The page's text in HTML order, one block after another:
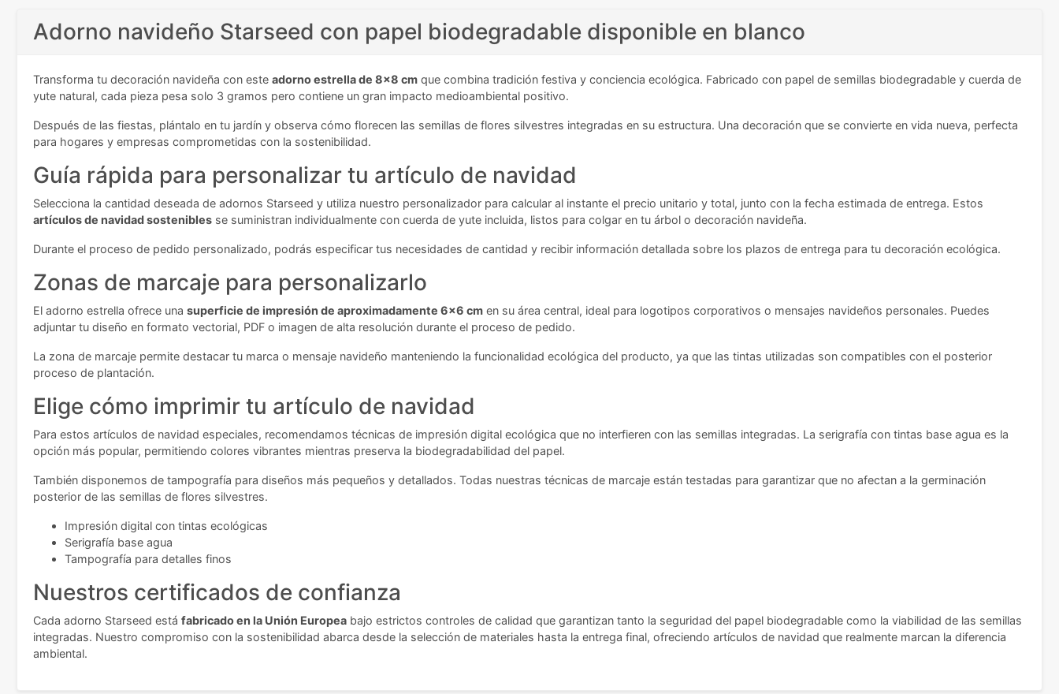
Adorno navideño Starseed con papel biodegradable disponible en blanco
Transforma tu decoración navideña con este adorno estrella de 8x8 cm que combina tradición festiva y conciencia ecológica. Fabricado con papel de semillas biodegradable y cuerda de
yute natural, cada pieza pesa solo 3 gramos pero contiene un gran impacto medioambiental positivo.
Después de las fiestas, plántalo en tu jardín y observa cómo florecen las semillas de flores silvestres integradas en su estructura. Una decoración que se convierte en vida nueva, perfecta
para hogares y empresas comprometidas con la sostenibilidad.
Guía rápida para personalizar tu artículo de navidad
Selecciona la cantidad deseada de adornos Starseed y utiliza nuestro personalizador para calcular al instante el precio unitario y total, junto con la fecha estimada de entrega. Estos
artículos de navidad sostenibles se suministran individualmente con cuerda de yute incluida, listos para colgar en tu árbol o decoración navideña.
Durante el proceso de pedido personalizado, podrás especificar tus necesidades de cantidad y recibir información detallada sobre los plazos de entrega para tu decoración ecológica.
Zonas de marcaje para personalizarlo
El adorno estrella ofrece una superficie de impresión de aproximadamente 6x6 cm en su área central, ideal para logotipos corporativos o mensajes navideños personales. Puedes
adjuntar tu diseño en formato vectorial, PDF o imagen de alta resolución durante el proceso de pedido.
La zona de marcaje permite destacar tu marca o mensaje navideño manteniendo la funcionalidad ecológica del producto, ya que las tintas utilizadas son compatibles con el posterior
proceso de plantación.
Elige cómo imprimir tu artículo de navidad
Para estos artículos de navidad especiales, recomendamos técnicas de impresión digital ecológica que no interfieren con las semillas integradas. La serigrafía con tintas base agua es la
opción más popular, permitiendo colores vibrantes mientras preserva la biodegradabilidad del papel.
También disponemos de tampografía para diseños más pequeños y detallados. Todas nuestras técnicas de marcaje están testadas para garantizar que no afectan a la germinación
posterior de las semillas de flores silvestres.
Impresión digital con tintas ecológicas
Serigrafía base agua
Tampografía para detalles finos
Nuestros certificados de confianza
Cada adorno Starseed está fabricado en la Unión Europea bajo estrictos controles de calidad que garantizan tanto la seguridad del papel biodegradable como la viabilidad de las semillas
integradas. Nuestro compromiso con la sostenibilidad abarca desde la selección de materiales hasta la entrega final, ofreciendo artículos de navidad que realmente marcan la diferencia
ambiental.